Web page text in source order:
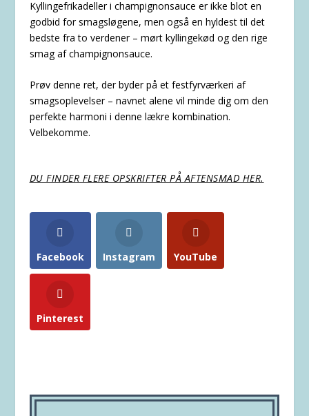
Kyllingefrikadeller i champignonsauce er ikke blot en
godbid for smagsløgene, men også en hyldest til det
bedste fra to verdener – mørt kyllingekød og den rige
smag af champignonsauce.
Prøv denne ret, der byder på et festfyrværkeri af
smagsoplevelser – navnet alene vil minde dig om den
perfekte harmoni i denne lækre kombination.
Velbekomme.
DU FINDER FLERE OPSKRIFTER PÅ AFTENSMAD HER.
Facebook Instagram YouTube
Pinterest